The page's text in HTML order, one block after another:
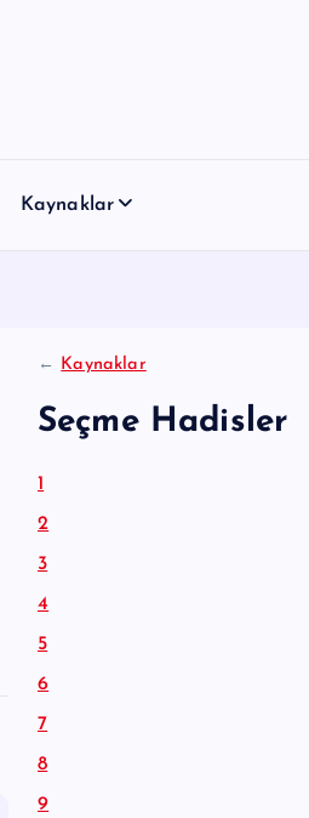
Kaynaklar
← Kaynaklar
Seçme Hadisler
1
2
3
4
5
6
7
8
9